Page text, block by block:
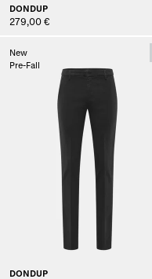
DONDUP
279,00 €
New
Pre-Fall
DONDUP